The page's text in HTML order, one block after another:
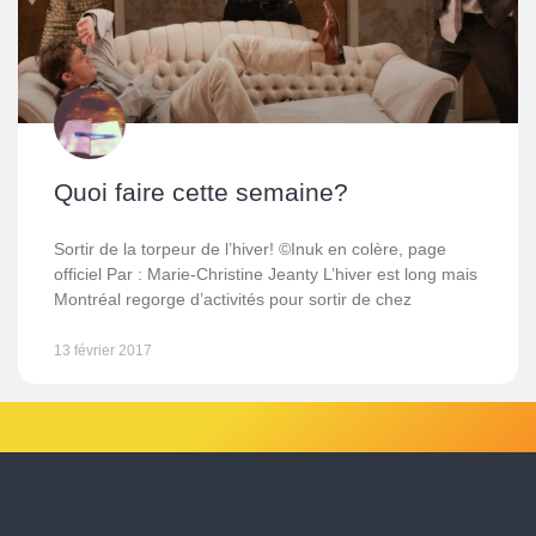
Quoi faire cette semaine?
Sortir de la torpeur de l’hiver! ©Inuk en colère, page
officiel Par : Marie-Christine Jeanty L’hiver est long mais
Montréal regorge d’activités pour sortir de chez
13 février 2017